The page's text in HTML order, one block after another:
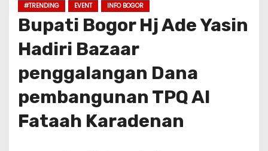
#TRENDING EVENT INFO BOGOR
Bupati Bogor Hj Ade Yasin
Hadiri Bazaar
penggalangan Dana
pembangunan TPQ Al
Fataah Karadenan